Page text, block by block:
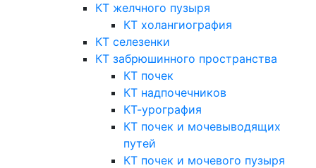
КТ желчного пузыря
КТ холангиография
КТ селезенки
КТ забрюшинного пространства
КТ почек
КТ надпочечников
КТ-урография
КТ почек и мочевыводящих
путей
КТ почек и мочевого пузыря